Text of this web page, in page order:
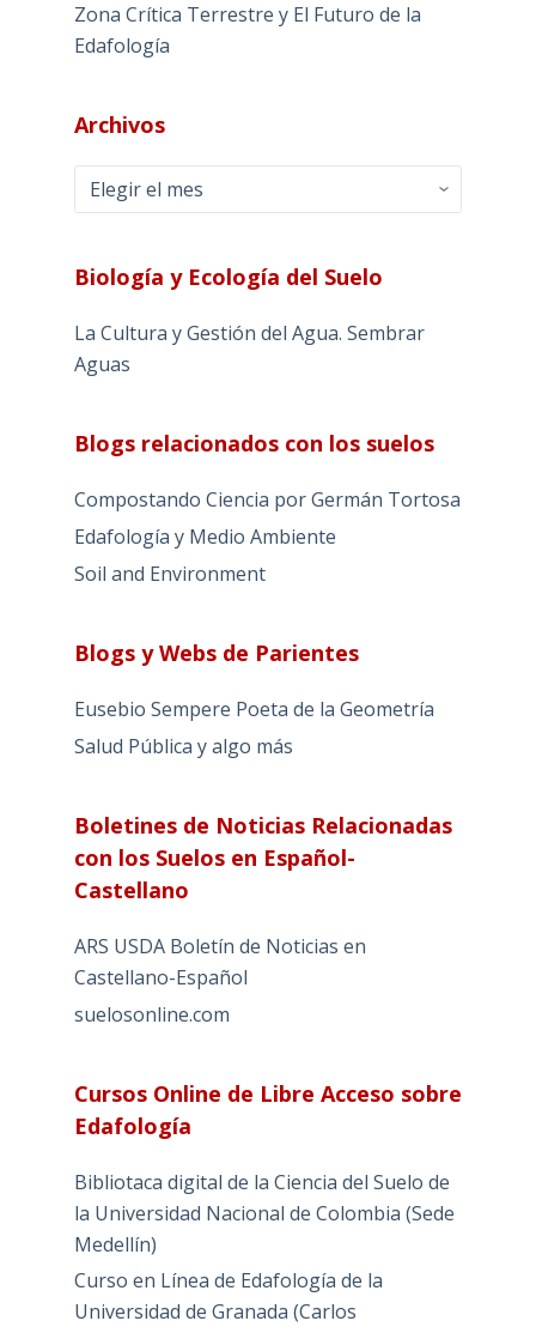
Zona Crítica Terrestre y El Futuro de la
Edafología
Archivos
Archivos
Biología y Ecología del Suelo
La Cultura y Gestión del Agua. Sembrar
Aguas
Blogs relacionados con los suelos
Compostando Ciencia por Germán Tortosa
Edafología y Medio Ambiente
Soil and Environment
Blogs y Webs de Parientes
Eusebio Sempere Poeta de la Geometría
Salud Pública y algo más
Boletines de Noticias Relacionadas
con los Suelos en Español-
Castellano
ARS USDA Boletín de Noticias en
Castellano-Español
suelosonline.com
Cursos Online de Libre Acceso sobre
Edafología
Bibliotaca digital de la Ciencia del Suelo de
la Universidad Nacional de Colombia (Sede
Medellín)
Curso en Línea de Edafología de la
Universidad de Granada (Carlos